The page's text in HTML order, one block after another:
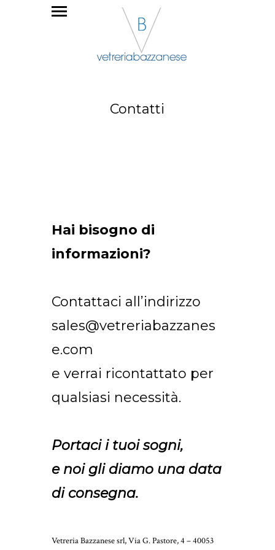
Contatti
Hai bisogno di
informazioni?
Contattaci all’indirizzo
sales@vetreriabazzanes
e.com
e verrai ricontattato per
qualsiasi necessità.
Portaci i tuoi sogni,
e noi gli diamo una data
di consegna.
Vetreria Bazzanese srl, Via G. Pastore, 4 – 40053